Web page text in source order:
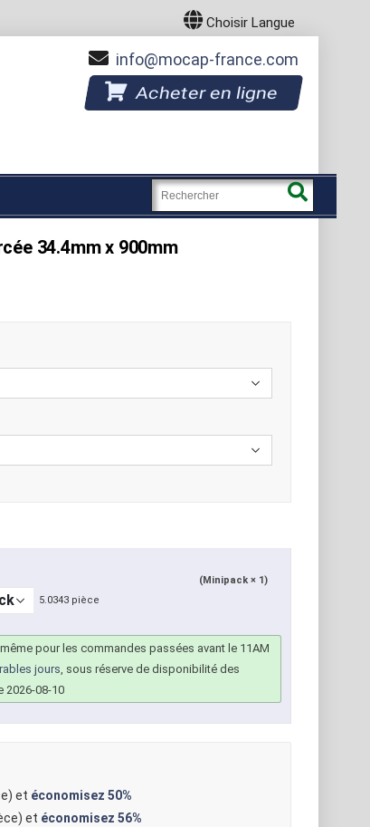
Choisir Langue
info
mocap-france.com
Acheter en ligne
34.4mm x 900mm
(Minipack × 1)
5.0343 pièce
pour les commandes passées avant le 11AM
jours, sous réserve de disponibilité des
2026-08-10
et économisez 50%
et économisez 56%